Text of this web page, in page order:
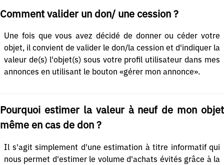
Comment valider un don/ une cession ?
Une fois que vous avez décidé de donner ou céder votre
objet, il convient de valider le don/la cession et d'indiquer la
valeur de(s) l'objet(s) sous votre profil utilisateur dans mes
annonces en utilisant le bouton «gérer mon annonce».
Pourquoi estimer la valeur à neuf de mon objet
même en cas de don ?
Il s'agit simplement d'une estimation à titre informatif qui
nous permet d'estimer le volume d'achats évités grâce à la